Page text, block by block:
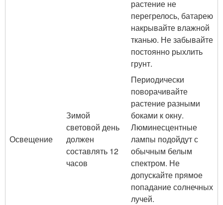
растение не
перегрелось, батарею
накрывайте влажной
тканью. Не забывайте
постоянно рыхлить
грунт.
Освещение
Зимой
световой день
должен
составлять 12
часов
Периодически
поворачивайте
растение разными
боками к окну.
Люминесцентные
лампы подойдут с
обычным белым
спектром. Не
допускайте прямое
попадание солнечных
лучей.